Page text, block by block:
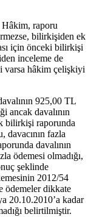
raporu
bilirkişiden ek
için önceki bilirkişi
inceleme de
varsa hâkim çelişkiyi
925,00 TL
ancak davalının
bilirkişi raporunda
davacının fazla
davalının
ödemesi olmadığı,
şeklinde
2012/54
ödemeler dikkate
20.10.2010’a kadar
belirtilmiştir.